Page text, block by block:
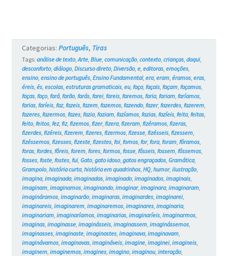
#17
Categorias: Português, Tiras
Tags: análise de texto, Arte, Blue, comunicação, contexto, crianças, daqui,
desconforto, diálogo, Discurso direto, Diversão, e, editoras, emoções,
ensino, ensino de português, Ensino Fundamental, era, eram, éramos, eras,
éreis, és, escolas, estruturas gramaticais, eu, faça, façais, façam, façamos,
faças, faço, fará, farão, farás, farei, fareis, faremos, faria, fariam, faríamos,
farias, faríeis, faz, fazeis, fazem, fazemos, fazendo, fazer, fazerdes, fazerem,
fazeres, fazermos, fazes, fazia, faziam, fazíamos, fazias, fazíeis, feita, feitas,
feito, feitos, fez, fiz, fizemos, fizer, fizera, fizeram, fizéramos, fizeras,
fizerdes, fizéreis, fizerem, fizeres, fizermos, fizesse, fizésseis, fizessem,
fizéssemos, fizesses, fizeste, fizestes, foi, fomos, for, fora, foram, fôramos,
foras, fordes, fôreis, forem, fores, formos, fosse, fôsseis, fossem, fôssemos,
fosses, foste, fostes, fui, Gato, gato idoso, gatos engraçados, Gramática,
Grampolo, história curta, história em quadrinhos, HQ, humor, ilustração,
imagina, imaginada, imaginadas, imaginado, imaginados, imaginais,
imaginam, imaginamos, imaginando, imaginar, imaginara, imaginaram,
imagináramos, imaginarão, imaginaras, imaginardes, imaginarei,
imaginareis, imaginarem, imaginaremos, imaginares, imaginaria,
imaginariam, imaginaríamos, imaginarias, imaginaríeis, imaginarmos,
imaginas, imaginasse, imaginásseis, imaginassem, imaginássemos,
imaginasses, imaginaste, imaginastes, imaginava, imaginavam,
imaginávamos, imaginavas, imagináveis, imagine, imaginei, imagineis,
imaginem, imaginemos, imagines, imagino, imaginou, interação,